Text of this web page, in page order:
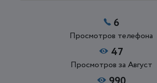
6
Просмотров телефона
47
Просмотров за Август